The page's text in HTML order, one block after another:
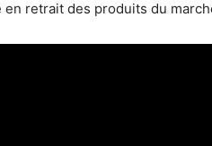
en retrait des produits du